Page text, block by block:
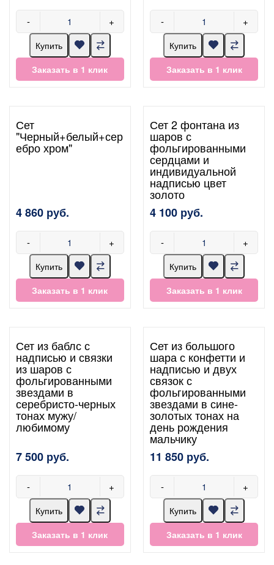
- +
Купить
Заказать в 1 клик
- +
Купить
Заказать в 1 клик
Сет
"Черный+белый+сер
ебро хром"
4 860 руб.
- +
Купить
Заказать в 1 клик
Сет 2 фонтана из
шаров с
фольгированными
сердцами и
индивидуальной
надписью цвет
золото
4 100 руб.
- +
Купить
Заказать в 1 клик
Сет из баблс с
надписью и связки
из шаров с
фольгированными
звездами в
серебристо-черных
тонах мужу/
любимому
7 500 руб.
- +
Купить
Заказать в 1 клик
Сет из большого
шара с конфетти и
надписью и двух
связок с
фольгированными
звездами в сине-
золотых тонах на
день рождения
мальчику
11 850 руб.
- +
Купить
Заказать в 1 клик